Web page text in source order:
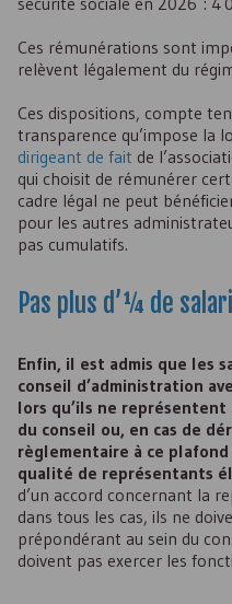
Ces rémunérations sont
relèvent légalement du
Ces dispositions, compte
transparence qu’impose la
dirigeant de fait de
qui choisit de rémunérer
cadre légal ne peut
pour les autres
pas cumulatifs.
Pas plus d’¼ de
Enfin, il est admis que les
conseil d’administration
lors qu’ils ne représentent
du conseil ou, en cas de
règlementaire à ce
qualité de représentants
d’un accord concernant la
dans tous les cas, ils ne
prépondérant au sein du
doivent pas exercer les